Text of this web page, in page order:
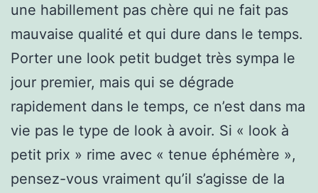
une habillement pas chère qui ne fait pas
mauvaise qualité et qui dure dans le temps.
Porter une look petit budget très sympa le
jour premier, mais qui se dégrade
rapidement dans le temps, ce n’est dans ma
vie pas le type de look à avoir. Si « look à
petit prix » rime avec « tenue éphémère »,
pensez-vous vraiment qu’il s’agisse de la